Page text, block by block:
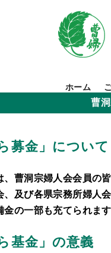
ホーム
曹
募金」について
、曹洞宗婦人会会員の
、及び各県宗務所婦人
の一部も充てられます
基金」の意義